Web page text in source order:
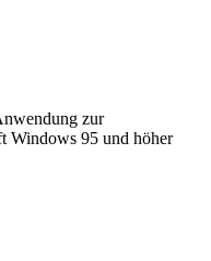
zur
Windows 95 und höher